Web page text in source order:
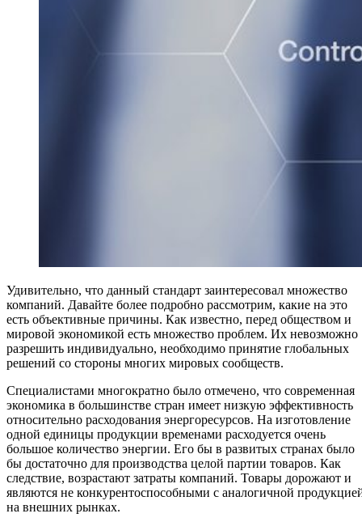
Удивительно, что данный стандарт заинтересовал множество
компаний. Давайте более подробно рассмотрим, какие на это
есть объективные причины. Как известно, перед обществом и
мировой экономикой есть множество проблем. Их невозможно
разрешить индивидуально, необходимо принятие глобальных
решений со стороны многих мировых сообществ.
Специалистами многократно было отмечено, что современная
экономика в большинстве стран имеет низкую эффективность
относительно расходования энергоресурсов. На изготовление
одной единицы продукции временами расходуется очень
большое количество энергии. Его бы в развитых странах было
бы достаточно для производства целой партии товаров. Как
следствие, возрастают затраты компаний. Товары дорожают и
являются не конкурентоспособными с аналогичной
на внешних рынках.